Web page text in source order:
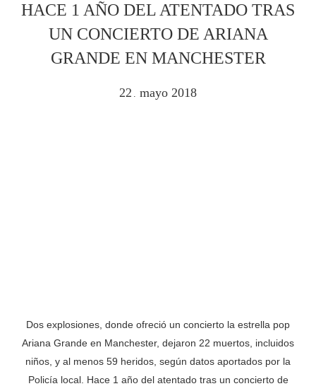
HACE 1 AÑO DEL ATENTADO TRAS
UN CONCIERTO DE ARIANA
GRANDE EN MANCHESTER
22 mayo 2018
Dos explosiones, donde ofreció un concierto la estrella pop
Ariana Grande en Manchester, dejaron 22 muertos, incluidos
niños, y al menos 59 heridos, según datos aportados por la
Policía local. Hace 1 año del atentado tras un concierto de